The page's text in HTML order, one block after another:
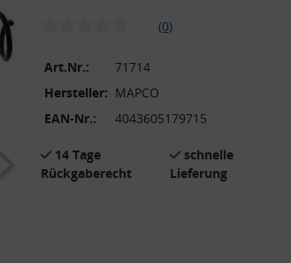
(0)
Art.Nr.:
71714
Hersteller: MAPCO
EAN-Nr.:
4043605179715
14 Tage
Rückgaberecht
schnelle
Lieferung